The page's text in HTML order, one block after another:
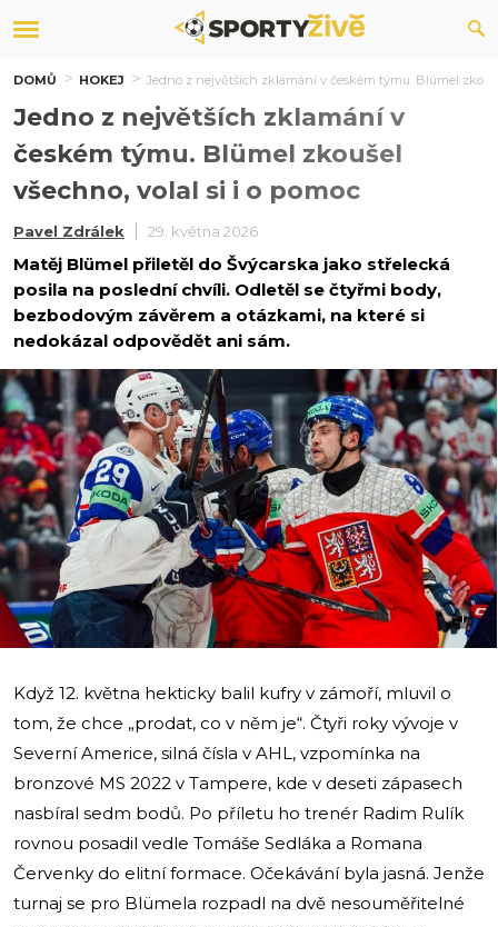
DOMŮ HOKEJ Jedno z největších zklamání v českém týmu. Blümel
Jedno z největších zklamání v
českém týmu. Blümel zkoušel
všechno, volal si i o pomoc
Pavel Zdrálek 29. května 2026
Matěj Blümel přiletěl do Švýcarska jako střelecká
posila na poslední chvíli. Odletěl se čtyřmi body,
bezbodovým závěrem a otázkami, na které si
nedokázal odpovědět ani sám.
i
Když 12. května hekticky balil kufry v zámoří, mluvil o
tom, že chce „prodat, co v něm je“. Čtyři roky vývoje v
Severní Americe, silná čísla v AHL, vzpomínka na
bronzové MS 2022 v Tampere, kde v deseti zápasech
nasbíral sedm bodů. Po příletu ho trenér Radim Rulík
rovnou posadil vedle Tomáše Sedláka a Romana
Červenky do elitní formace. Očekávání byla jasná. Jenže
turnaj se pro Blümela rozpadl na dvě nesouměřitelné